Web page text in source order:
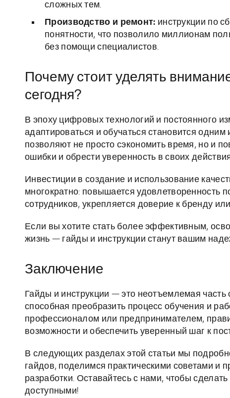
сложных тем.
Производство и ремонт: инструкции по
понятности, что позволило миллионам
без помощи специалистов.
Почему стоит уделять
сегодня?
В эпоху цифровых технологий и постоянного
адаптироваться и обучаться становится
позволяют не просто сэкономить время, но и
ошибки и обрести уверенность в своих
Инвестиции в создание и использование
многократно: повышается удовлетворенность
сотрудников, укрепляется доверие к бренду
Если вы хотите стать более эффективным,
жизнь — гайды и инструкции станут вашим
Заключение
Гайды и инструкции — это неотъемлемая
способная преобразить процесс обучения и
профессионалом или предпринимателем,
возможности и обеспечить уверенный шаг к
В следующих разделах этой статьи мы
гайдов, поделимся практическими советами
разработки. Оставайтесь с нами, чтобы
доступными!